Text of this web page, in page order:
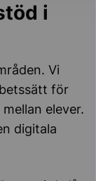
i
Vi
för
elever.
digitala